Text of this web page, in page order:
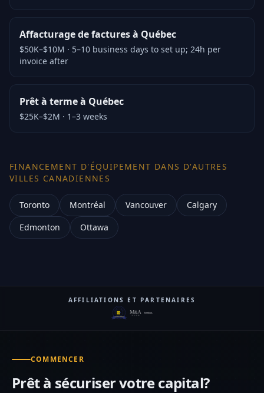
Affacturage de factures à Québec
$50K–$10M · 5–10 business days to set up; 24h per
invoice after
Prêt à terme à Québec
$25K–$2M · 1–3 weeks
FINANCEMENT D'ÉQUIPEMENT DANS D'AUTRES
VILLES CANADIENNES
Toronto Montréal Vancouver
Calgary
Edmonton
Ottawa
AFFILIATIONS ET PARTENAIRES
COMMENCER
Prêt à sécuriser votre capital?